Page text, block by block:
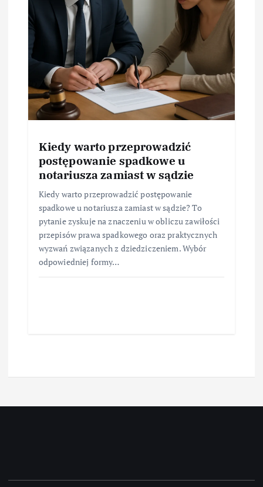
Kiedy warto przeprowadzić
postępowanie spadkowe u
notariusza zamiast w sądzie
Kiedy warto przeprowadzić postępowanie
spadkowe u notariusza zamiast w sądzie? To
pytanie zyskuje na znaczeniu w obliczu zawiłości
przepisów prawa spadkowego oraz praktycznych
wyzwań związanych z dziedziczeniem. Wybór
odpowiedniej formy…